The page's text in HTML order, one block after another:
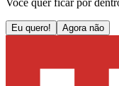
Você quer ficar por
Eu quero! Agora não